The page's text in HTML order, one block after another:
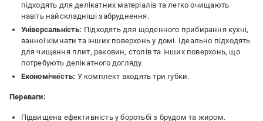
підходять для делікатних матеріалів та легко очищають
навіть найскладніші забруднення.
Універсальність: Підходять для щоденного прибирання кухні,
ванної кімнати та інших поверхонь у домі. Ідеально підходять
для чищення плит, раковин, столів та інших поверхонь, що
потребують делікатного догляду.
Економічність: У комплект входять три губки.
Переваги:
Підвищена ефективність у боротьбі з брудом та жиром.